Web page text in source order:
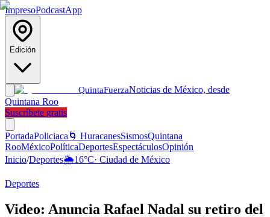
ImpresoPodcastApp
Edición
QuintaFuerzaNoticias de México, desde
Quintana Roo
Suscríbete gratis
PortadaPoliciaca 🌀 HuracanesSismosQuintana
RooMéxicoPolíticaDeportesEspectáculosOpinión
Inicio/Deportes🌦️16°C· Ciudad de México
Deportes
Video: Anuncia Rafael Nadal su retiro del